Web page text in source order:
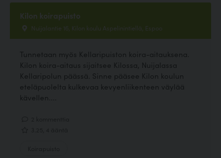
Kilon koirapuisto
Nuijalantie 16, Kilon koulu Aspelinintiellä, Espoo
Tunnetaan myös Kellaripuiston koira-aitauksena.
Kilon koira-aitaus sijaitsee Kilossa, Nuijalassa
Kellaripolun päässä. Sinne pääsee Kilon koulun
eteläpuolelta kulkevaa kevyenliikenteen väylää
kävellen....